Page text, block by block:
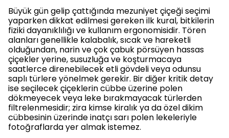
Büyük gün gelip çattığında mezuniyet çiçeği seçimi
yaparken dikkat edilmesi gereken ilk kural, bitkilerin
fiziki dayanıklılığı ve kullanım ergonomisidir. Tören
alanları genellikle kalabalık, sıcak ve hareketli
olduğundan, narin ve çok çabuk pörsüyen hassas
çiçekler yerine, susuzluğa ve koşturmacaya
saatlerce direnebilecek etli gövdeli veya odunsu
saplı türlere yönelmek gerekir. Bir diğer kritik detay
ise seçilecek çiçeklerin cübbe üzerine polen
dökmeyecek veya leke bırakmayacak türlerden
filtrelenmesidir; zira kimse kiralık ya da özel dikim
cübbesinin üzerinde inatçı sarı polen lekeleriyle
fotoğraflarda yer almak istemez.